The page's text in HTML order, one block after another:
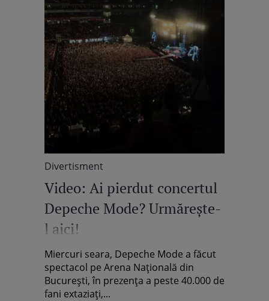
Divertisment
Video: Ai pierdut concertul
Depeche Mode? Urmăreşte-
l aici!
Miercuri seara, Depeche Mode a făcut
spectacol pe Arena Naţională din
Bucureşti, în prezenţa a peste 40.000 de
fani extaziaţi,...